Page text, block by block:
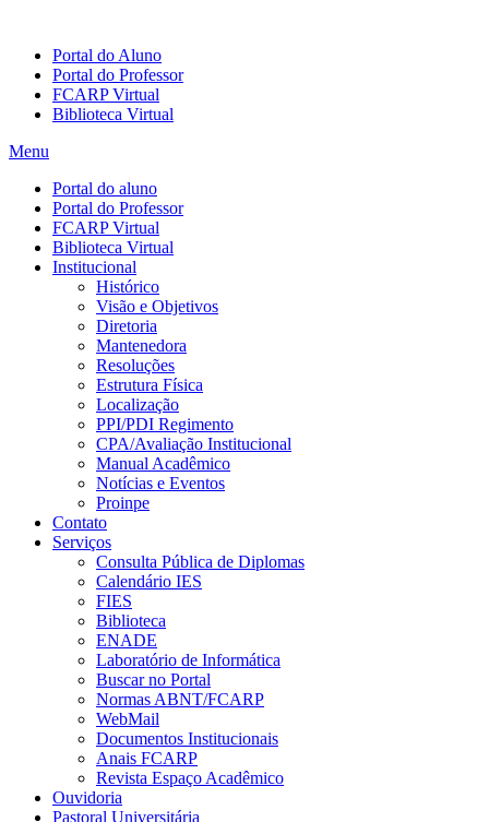
Portal do Aluno
Portal do Professor
FCARP Virtual
Biblioteca Virtual
Menu
Portal do aluno
Portal do Professor
FCARP Virtual
Biblioteca Virtual
Institucional
Histórico
Visão e Objetivos
Diretoria
Mantenedora
Resoluções
Estrutura Física
Localização
PPI/PDI Regimento
CPA/Avaliação Institucional
Manual Acadêmico
Notícias e Eventos
Proinpe
Contato
Serviços
Consulta Pública de Diplomas
Calendário IES
FIES
Biblioteca
ENADE
Laboratório de Informática
Buscar no Portal
Normas ABNT/FCARP
WebMail
Documentos Institucionais
Anais FCARP
Revista Espaço Acadêmico
Ouvidoria
Pastoral Universitária